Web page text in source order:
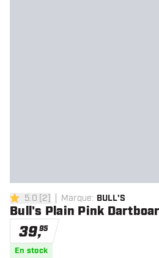
5 étoiles de notation
5.0 [2] Marque: BULL'S
Bull's Plain Pink
39,95
En stock